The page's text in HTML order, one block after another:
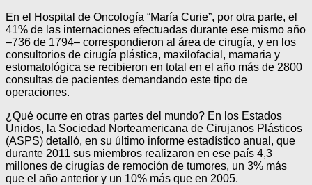
En el Hospital de Oncología “María Curie”, por otra parte, el
41% de las internaciones efectuadas durante ese mismo año
–736 de 1794– correspondieron al área de cirugía, y en los
consultorios de cirugía plástica, maxilofacial, mamaria y
estomatológica se recibieron en total en el año más de 2800
consultas de pacientes demandando este tipo de
operaciones.
¿Qué ocurre en otras partes del mundo? En los Estados
Unidos, la Sociedad Norteamericana de Cirujanos Plásticos
(ASPS) detalló, en su último informe estadístico anual, que
durante 2011 sus miembros realizaron en ese país 4,3
millones de cirugías de remoción de tumores, un 3% más
que el año anterior y un 10% más que en 2005.